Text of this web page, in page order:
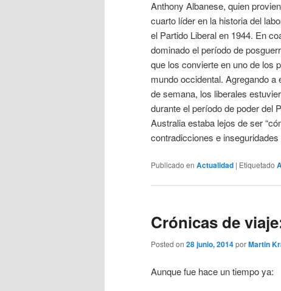
Anthony Albanese, quien
cuarto líder en la historia del
el Partido Liberal en 1944. En
dominado el período de
que los convierte en uno de los
mundo occidental. Agregando
de semana, los liberales
durante el período de poder del
Australia estaba lejos de ser
contradicciones e inseguridades
Publicado en Actualidad | Etiquetado
Crónicas de
Posted on 28 junio, 2014porMartin
Aunque fue hace un tiempo ya: